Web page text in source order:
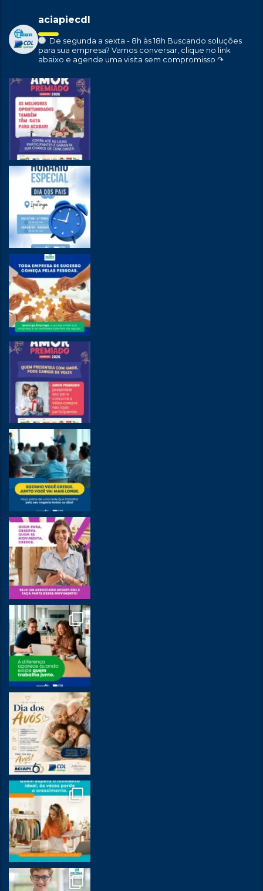
aciapiecdl
De segunda a sexta - 8h às 18h Buscando soluções
para sua empresa? Vamos conversar, clique no link
abaixo e agende uma visita sem compromisso ↷